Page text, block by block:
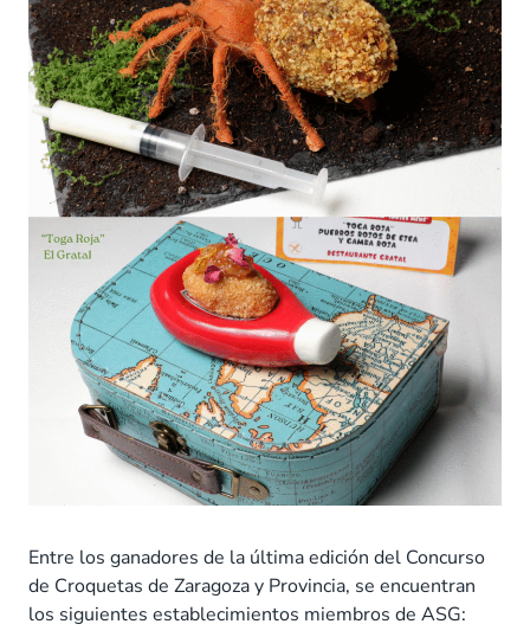
Entre los ganadores de la última edición del Concurso
de Croquetas de Zaragoza y Provincia, se encuentran
los siguientes establecimientos miembros de ASG: